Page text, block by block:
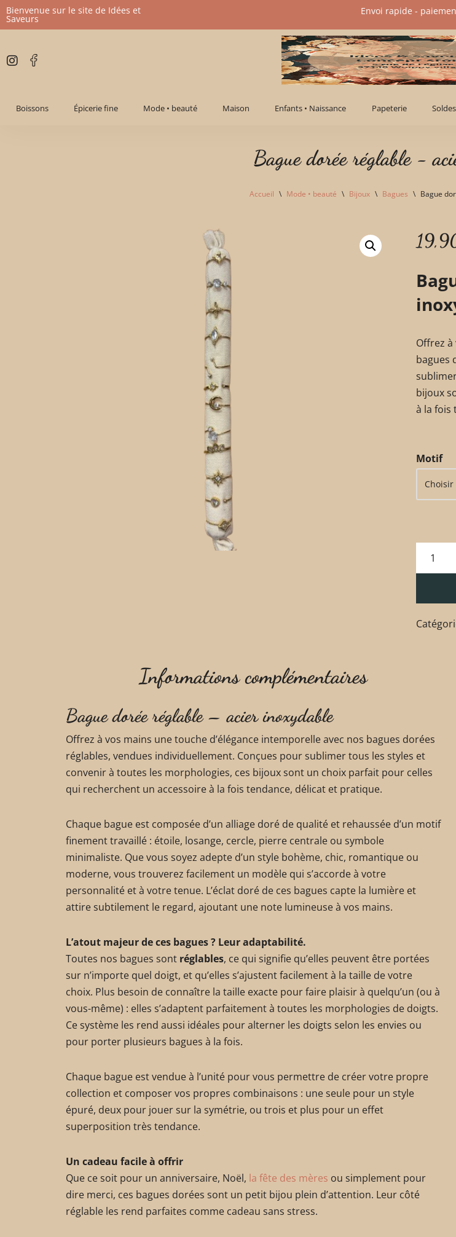
Aller
contenu
Bienvenue sur le site de Idées et
Saveurs
Envoi rapide -
Boissons Épicerie fine Mode • beauté Maison Enfants • Naissance Papeterie
Bague dorée réglable -
Accueil \ Mode • beauté \ Bijoux \ Bagues \ Bague
Offrez
bagues
bijoux
à la fois
Motif
Informations complémentaires
Bague dorée réglable – acier inoxydable
Offrez à vos mains une touche d’élégance intemporelle avec nos bagues dorées
réglables, vendues individuellement. Conçues pour sublimer tous les styles et
convenir à toutes les morphologies, ces bijoux sont un choix parfait pour celles
qui recherchent un accessoire à la fois tendance, délicat et pratique.
Chaque bague est composée d’un alliage doré de qualité et rehaussée d’un motif
finement travaillé : étoile, losange, cercle, pierre centrale ou symbole
minimaliste. Que vous soyez adepte d’un style bohème, chic, romantique ou
moderne, vous trouverez facilement un modèle qui s’accorde à votre
personnalité et à votre tenue. L’éclat doré de ces bagues capte la lumière et
attire subtilement le regard, ajoutant une note lumineuse à vos mains.
L’atout majeur de ces bagues ? Leur adaptabilité.
Toutes nos bagues sont réglables, ce qui signifie qu’elles peuvent être portées
sur n’importe quel doigt, et qu’elles s’ajustent facilement à la taille de votre
choix. Plus besoin de connaître la taille exacte pour faire plaisir à quelqu’un (ou à
vous-même) : elles s’adaptent parfaitement à toutes les morphologies de doigts.
Ce système les rend aussi idéales pour alterner les doigts selon les envies ou
pour porter plusieurs bagues à la fois.
Chaque bague est vendue à l’unité pour vous permettre de créer votre propre
collection et composer vos propres combinaisons : une seule pour un style
épuré, deux pour jouer sur la symétrie, ou trois et plus pour un effet
superposition très tendance.
Un cadeau facile à offrir
Que ce soit pour un anniversaire, Noël, la fête des mères ou simplement pour
dire merci, ces bagues dorées sont un petit bijou plein d’attention. Leur côté
réglable les rend parfaites comme cadeau sans stress.